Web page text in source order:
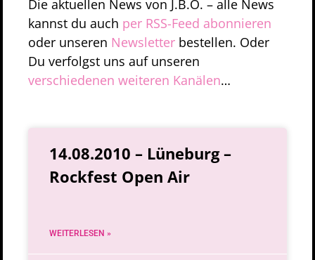
Die aktuellen News von J.B.O. – alle News
kannst du auch per RSS-Feed abonnieren
oder unseren Newsletter bestellen. Oder
Du verfolgst uns auf unseren
verschiedenen weiteren Kanälen…
14.08.2010 – Lüneburg –
Rockfest Open Air
WEITERLESEN »